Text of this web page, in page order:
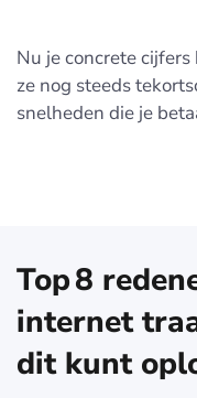
Nu je concrete
ze nog steeds
snelheden die je
Top 8
internet
dit kunt